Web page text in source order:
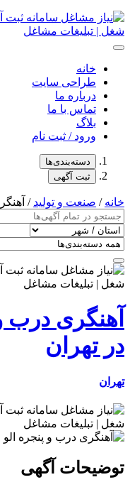
خانه
طراحی سایت
درباره ما
تماس با ما
بلاگ
ورود / ثبت نام
دسته‌بندی‌ها
ثبت آگهی
خانه/ صنعت و تولید/
آهنگری درب
در تهران
تهران
توضیحات آگهی